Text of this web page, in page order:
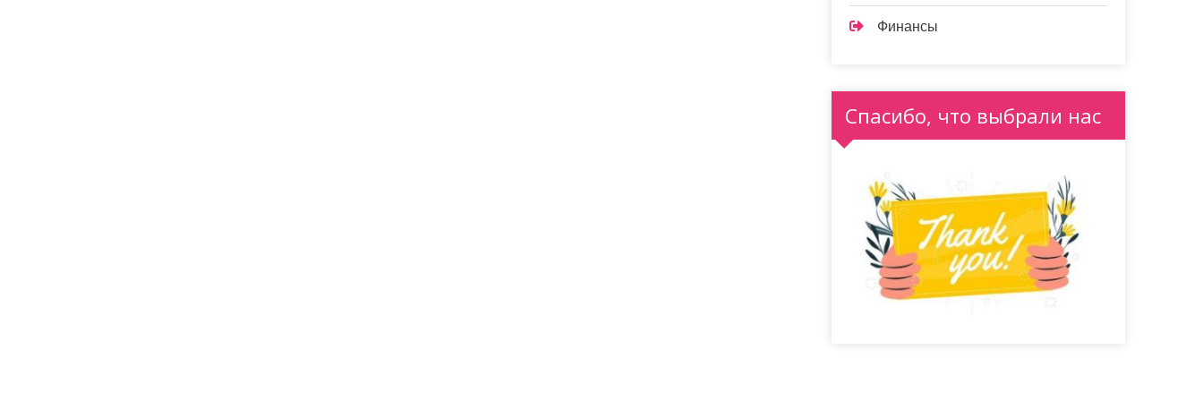
Финансы
Спасибо, что выбрали нас